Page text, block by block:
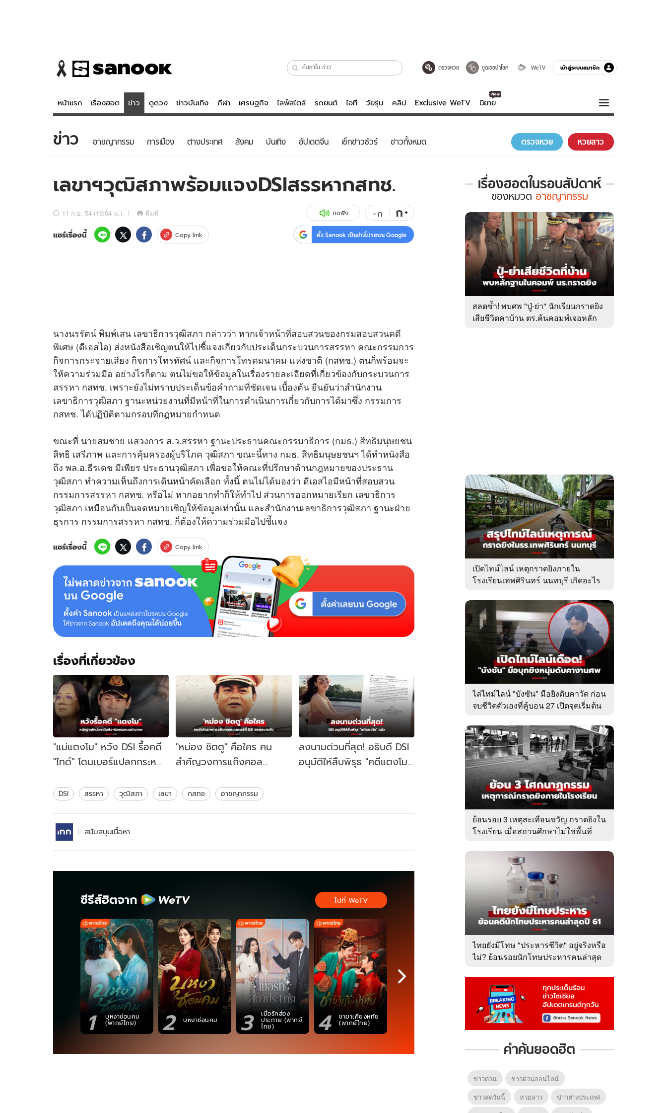
ตรวจหวย ขูดเลขนำโชค WeTV เข้าสู่ระบบสมาชิก
หน้าแรก เรื่องฮอต ข่าว ดูดวง ข่าวบันเทิง กีฬา เศรษฐกิจ ไลฟ์สไตล์ รถยนต์ ไอที วัยรุ่น คลิป Exclusive WeTV นิยาย
ข่าว
ข่าวบันเทิง
อัปเดตจีน
ดูดวง - ตรวจหวย
สถิติหวยไทย
ไลฟ์สไตล์
วัยรุ่น
รถยนต์
สุขภาพ
บันเทิงครบรส
คลิป
พอดแคสต์
ดูทีวี
ความรู้รอบตัว
ฮาวทู
ดาวน์โหลดสนุกแอปฟรี ติดตามสนุกโซเชียลได้ที่
สงวนลิขสิทธิ์ © 2569บริษัท อิมเมจ ฟิวเจอร์ (ประเทศไทย) จำกัด
ข่าว อาชญากรรม การเมือง ต่างประเทศ สังคม บันเทิง อัปเดตจีน เช็กข่าวชัวร์ ข่าวทั้งหมด ตรวจหวย หวยลาว
เลขาฯวุฒิสภาพร้อมแจงDSIสรรหากสทช.
11 ก.ย. 54 (19:04 น.) พิมพ์ กดฟัง -ก ก+
แชร์เรื่องนี้ Copy link ตั้ง Sanook เป็นข่าวโปรดบน Google
นางนรรัตน์ พิมพ์เสน เลขาธิการวุฒิสภา กล่าวว่า หากเจ้าหน้าที่สอบสวนของกรมสอบสวนคดี
พิเศษ (ดีเอสไอ) ส่งหนังสือเชิญตนให้ไปชี้แจงเกี่ยวกับประเด็นกระบวนการสรรหา คณะกรรมการ
กิจการกระจายเสียง กิจการโทรทัศน์ และกิจการโทรคมนาคม แห่งชาติ (กสทช.) ตนก็พร้อมจะ
ให้ความร่วมมือ อย่างไรก็ตาม ตนไม่ขอให้ข้อมูลในเรื่องรายละเอียดที่เกี่ยวข้องกับกระบวนการ
สรรหา กสทช. เพราะยังไม่ทราบประเด็นข้อคำถามที่ชัดเจน เบื้องต้น ยืนยันว่าสำนักงาน
เลขาธิการวุฒิสภา ฐานะหน่วยงานที่มีหน้าที่ในการดำเนินการเกี่ยวกับการได้มาซึ่ง กรรมการ
กสทช. ได้ปฏิบัติตามกรอบที่กฎหมายกำหนด
ขณะที่ นายสมชาย แสวงการ ส.ว.สรรหา ฐานะประธานคณะกรรมาธิการ (กมธ.) สิทธิมนุษยชน
สิทธิ เสรีภาพ และการคุ้มครองผู้บริโภค วุฒิสภา ขณะนี้ทาง กมธ. สิทธิมนุษยชนฯ ได้ทำหนังสือ
ถึง พล.อ.ธีรเดช มีเพียร ประธานวุฒิสภา เพื่อขอให้คณะที่ปรึกษาด้านกฎหมายของประธาน
วุฒิสภา ทำความเห็นถึงการเดินหน้าคัดเลือก ทั้งนี้ ตนไม่ได้มองว่า ดีเอสไอมีหน้าที่สอบสวน
กรรมการสรรหา กสทช. หรือไม่ หากอยากทำก็ให้ทำไป ส่วนการออกหมายเรียก เลขาธิการ
วุฒิสภา เหมือนกับเป็นจดหมายเชิญให้ข้อมูลเท่านั้น และสำนักงานเลขาธิการวุฒิสภา ฐานะฝ่าย
ธุรการ กรรมการสรรหา กสทช. ก็ต้องให้ความร่วมมือไปชี้แจง
แชร์เรื่องนี้ Copy link
เรื่องที่เกี่ยวข้อง
"แม่แตงโม" หวัง DSI รื้อคดี
"ไทด์" โดนเบอร์แปลกกระหน่ำ
ศพ
"หม่อง ชิตตู" คือใคร คน
สำคัญวงการแก๊งคอล
ลงนามด่วนที่สุด! อธิบดี DSI
อนุมัติให้สืบพิรุธ "คดีแตงโม"
DSI สรรหา วุฒิสภา เลขา กสทช อาชญากรรม
สนับสนุนเนื้อหา
ซีรีส์ฮิตจาก
1 บุหงาซ่อนคม
(พากย์ไทย) 2 บุหงาซ่อนคม 3 เมื่อรักส่อง
ประกาย (พากย์
ไทย) 4 ชายาเคียงหทัย
(พากย์ไทย) 5 6 ตำนานจอมยุทธ์
ภูตถังซาน
(พากย์ไทย) 7 ตำนานจอมยุทธ์
ภูตถังซาน 2
ไปที่ WeTV
เรื่องฮอตในรอบสัปดาห์
เรื่อง
ใน
รอบ
สัปดาห์
ของ
หมวด
อาชญากรรม
ของหมวด อาชญากรรม
สลดซ้ำ! พบศพ "ปู่-ย่า" นักเรียนกราดยิง
เสียชีวิตคาบ้าน ตร.ค้นคอมพ์เจอหลัก
เปิดไทม์ไลน์ เหตุกราดยิงภายใน
โรงเรียนเทพศิรินทร์ นนทบุรี เกิดอะไร
ไล่ไทม์ไลน์ "บังซัน" มือยิงดับคาวัด ก่อน
จบชีวิตตัวเองที่คู้บอน 27 เปิดจุดเริ่มต้น
ย้อนรอย 3 เหตุสะเทือนขวัญ กราดยิงใน
โรงเรียน เมื่อสถานศึกษาไม่ใช่พื้นที่
ไทยยังมีโทษ "ประหารชีวิต" อยู่จริงหรือ
ไม่? ย้อนรอยนักโทษประหารคนล่าสุด
คำค้นยอดฮิต
ข่าวด่วน
ข่าวด่วนออนไลน์
ข่าวสดวันนี้
หวยลาว
ข่าวต่างประเทศ